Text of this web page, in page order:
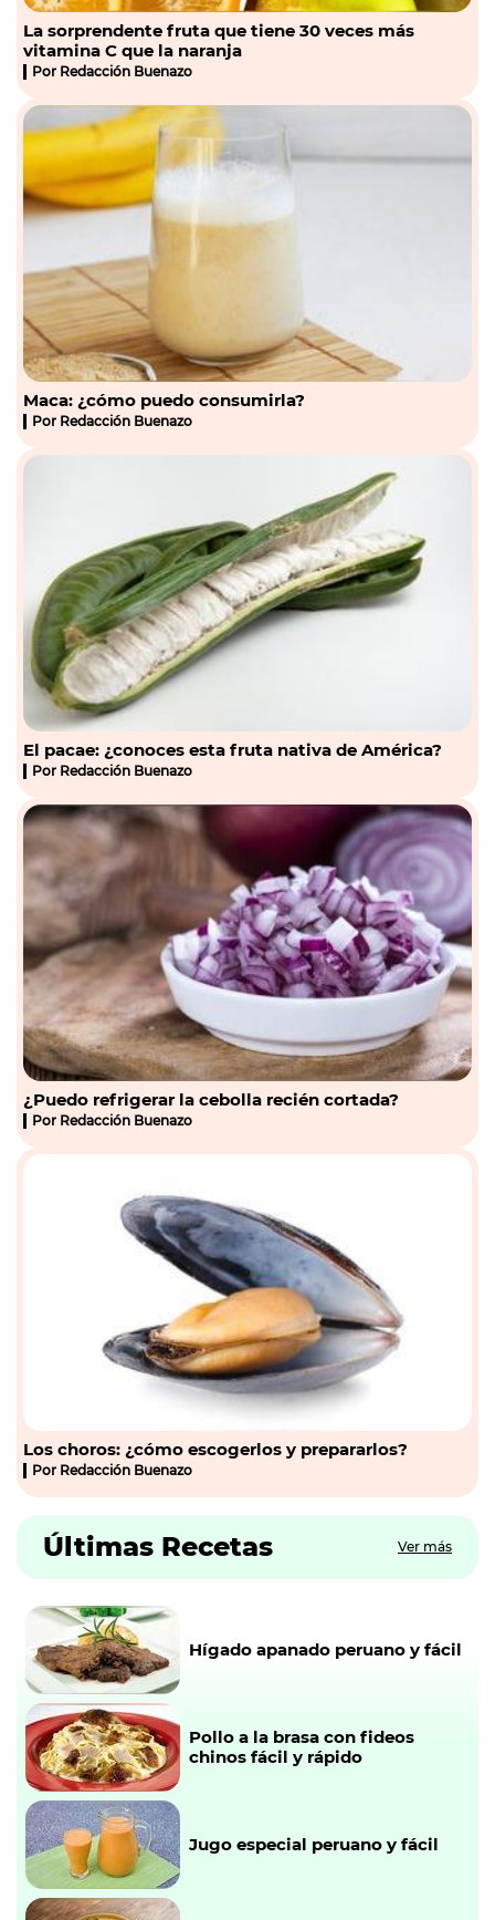
La sorprendente fruta que tiene 30 veces más
vitamina C que la naranja
Por Redacción Buenazo
Maca: ¿cómo puedo consumirla?
Por Redacción Buenazo
El pacae: ¿conoces esta fruta nativa de América?
Por Redacción Buenazo
¿Puedo refrigerar la cebolla recién cortada?
Por Redacción Buenazo
Los choros: ¿cómo escogerlos y prepararlos?
Por Redacción Buenazo
Últimas Recetas Ver más
Hígado apanado peruano y fácil
Pollo a la brasa con fideos
chinos fácil y rápido
Jugo especial peruano y fácil